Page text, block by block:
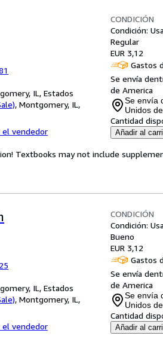
IL, Estados
, Montgomery, IL,
el vendedor
CONDICIÓN
Condición:
Regular
EUR 3,12
Gastos
Se envía
de America
Se envía
Unidos
Cantidad
Añadir al
Textbooks may not include
IL, Estados
, Montgomery, IL,
el vendedor
CONDICIÓN
Condición:
Bueno
EUR 3,12
Gastos
Se envía
de America
Se envía
Unidos
Cantidad
Añadir al